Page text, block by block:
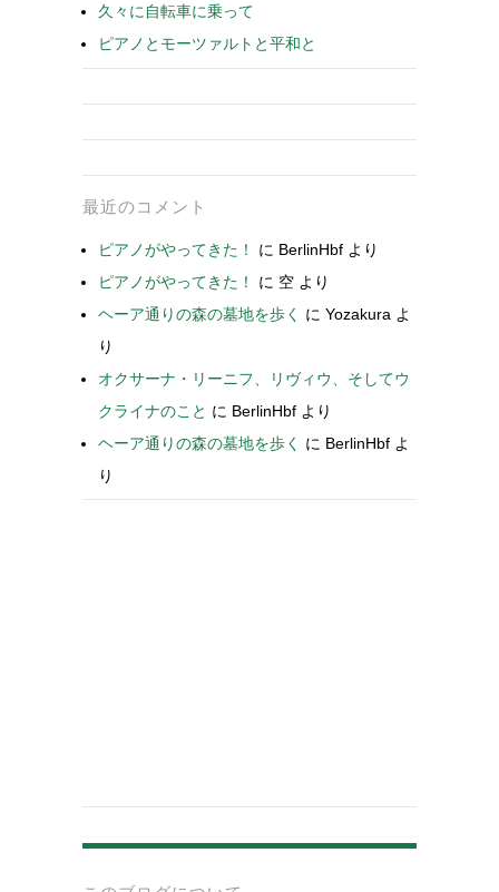
久々に自転車に乗って
ピアノとモーツァルトと平和と
最近のコメント
ピアノがやってきた！ に BerlinHbf より
ピアノがやってきた！
に 空 より
ヘーア通りの森の墓地を歩く
に Yozakura よ
り
オクサーナ・リーニフ、リヴィウ、そしてウ
クライナのこと に BerlinHbf より
ヘーア通りの森の墓地を歩く
に BerlinHbf よ
り